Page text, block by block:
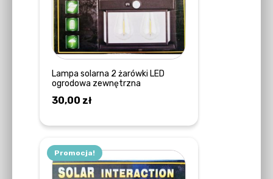
Lampa solarna 2 żarówki LED
ogrodowa zewnętrzna
30,00 zł
Promocja!